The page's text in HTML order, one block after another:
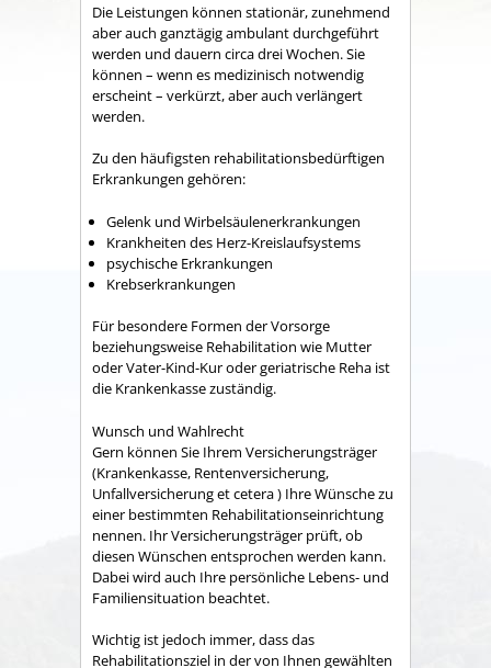
Die Leistungen können stationär, zunehmend
aber auch ganztägig ambulant durchgeführt
werden und dauern circa drei Wochen. Sie
können – wenn es medizinisch notwendig
erscheint – verkürzt, aber auch verlängert
werden.
Zu den häufigsten rehabilitationsbedürftigen
Erkrankungen gehören:
Gelenk­ und Wirbelsäulenerkrankungen
Krankheiten des Herz-­Kreislaufsystems
psychische Erkrankungen
Krebserkrankungen
Für besondere Formen der Vorsorge
beziehungsweise Rehabilitation wie Mutter
oder Vater-Kind-Kur oder geriatrische Reha ist
die Krankenkasse zuständig.
Wunsch und Wahlrecht
Gern können Sie Ihrem Versicherungsträger
(Krankenkasse, Rentenversicherung,
Unfallversicherung et cetera ) Ihre Wünsche zu
einer bestimmten Rehabilitationseinrichtung
nennen. Ihr Versicherungsträger prüft, ob
diesen Wünschen entsprochen werden kann.
Dabei wird auch Ihre persönliche Lebens- und
Familiensituation beachtet.
Wichtig ist jedoch immer, dass das
Rehabilitationsziel in der von Ihnen gewählten